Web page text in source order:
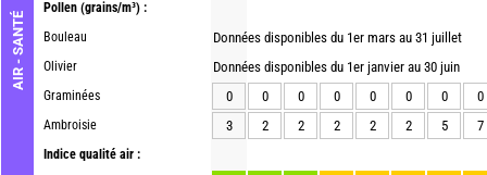
AIR - SANTÉ
Pollen (grains/m³) :
Bouleau
Olivier
Graminées
Ambroisie
Indice qualité air :
Données disponibles du 1er mars au 31 juillet
Données disponibles du 1er janvier au 30 juin
0
0 0 0 0 0 0
0
3
2 2 2 2 2 5 7